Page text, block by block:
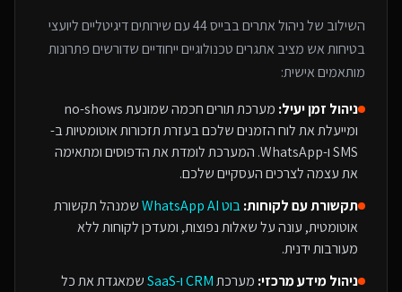
השילוב שלניהול אתרים בבייס 44 עםשירותים דיגיטליים ליועצי
בטיחות אש מציב אתגרים טכנולוגיים ייחודיים שדורשים פתרונות
מותאמים אישית:
ניהול זמן יעיל:
מערכת תורים חכמה שמונעת no-shows
ומייעלת את לוח הזמנים שלכם בעזרת תזכורות אוטומטיות ב-
SMS ו-WhatsApp. המערכת לומדת את הדפוסים ומתאימה
את עצמה לצרכים העסקיים שלכם.
תקשורת עם לקוחות:בוט WhatsApp AI
שמנהל תקשורת
אוטומטית, עונה על שאלות נפוצות, ומעדכן לקוחות ללא
מעורבות ידנית.
ניהול מידע מרכזי: מערכתCRM ו-SaaS
שמאגדת את כל